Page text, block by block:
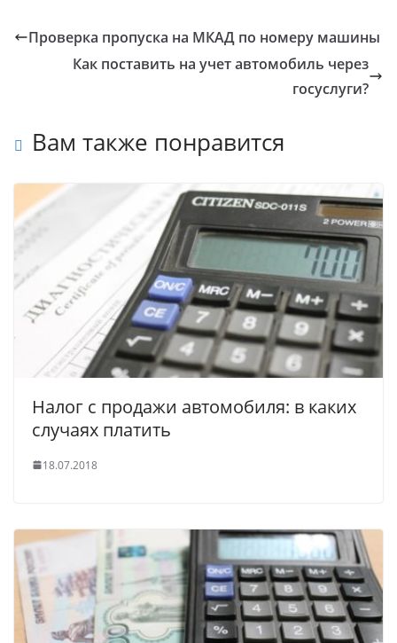
Проверка пропуска на МКАД по номеру машины
Как поставить на учет автомобиль через
госуслуги?
Вам также понравится
Налог с продажи автомобиля: в каких
случаях платить
18.07.2018